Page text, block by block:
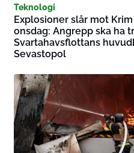
Teknologi
Explosioner slår mot
onsdag: Angrepp ska ha
Svartahavsflottans
Sevastopol